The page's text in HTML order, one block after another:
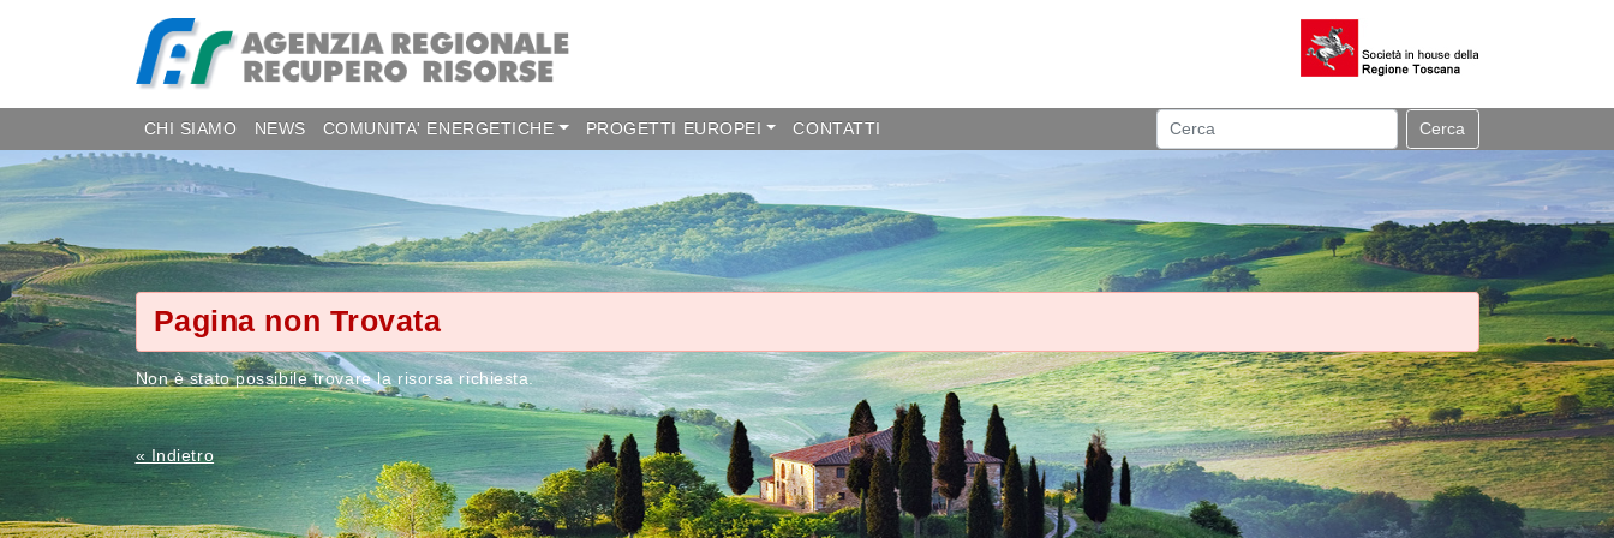
CHI SIAMO NEWS COMUNITA' ENERGETICHE PROGETTI EUROPEI CONTATTI Cerca
Pagina non Trovata
Non è stato possibile trovare la risorsa richiesta.
« Indietro